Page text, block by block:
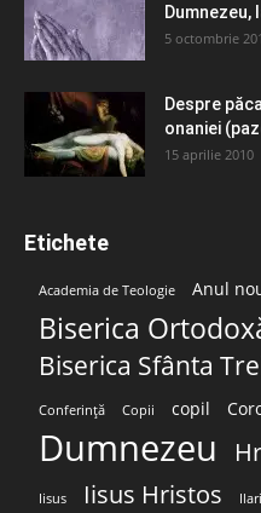
Dumnezeu,
5 octombrie
Despre
onaniei
15 aprilie 2010
Etichete
Academia de Teologie Anul
Biserica
Biserica Sfânta
Conferință Copii copil
Dumnezeu
Iisus Iisus Hristos